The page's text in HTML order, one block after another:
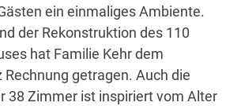
ein einmaliges Ambiente.
der Rekonstruktion des 110
hat Familie Kehr dem
getragen. Auch die
38 Zimmer ist inspiriert vom Alter